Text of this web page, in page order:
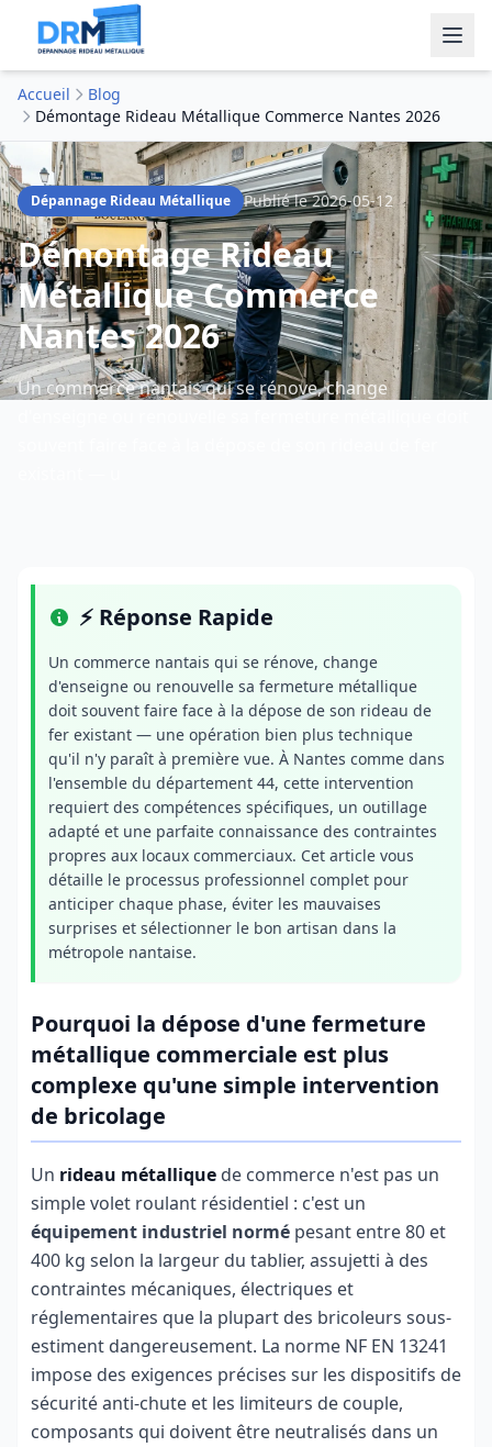
Accueil
Blog
Démontage Rideau Métallique Commerce Nantes 2026
Dépannage Rideau Métallique Publié le2026-05-12
Démontage Rideau
Métallique Commerce
Nantes 2026
Un commerce nantais qui se rénove, change
⚡ Réponse Rapide
Un commerce nantais qui se rénove, change
d'enseigne ou renouvelle sa fermeture métallique
doit souvent faire face à la dépose de son rideau de
fer existant — une opération bien plus technique
qu'il n'y paraît à première vue. À Nantes comme dans
l'ensemble du département 44, cette intervention
requiert des compétences spécifiques, un outillage
adapté et une parfaite connaissance des contraintes
propres aux locaux commerciaux. Cet article vous
détaille le processus professionnel complet pour
anticiper chaque phase, éviter les mauvaises
surprises et sélectionner le bon artisan dans la
métropole nantaise.
Pourquoi la dépose d'une fermeture
métallique commerciale est plus
complexe qu'une simple intervention
de bricolage
Un rideau métallique de commerce n'est pas un
simple volet roulant résidentiel : c'est un
équipement industriel normé pesant entre 80 et
400 kg selon la largeur du tablier, assujetti à des
contraintes mécaniques, électriques et
réglementaires que la plupart des bricoleurs sous-
estiment dangereusement. La norme NF EN 13241
impose des exigences précises sur les dispositifs de
sécurité anti-chute et les limiteurs de couple,
composants qui doivent être neutralisés dans un